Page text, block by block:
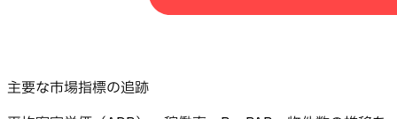
主要な市場指標の追跡